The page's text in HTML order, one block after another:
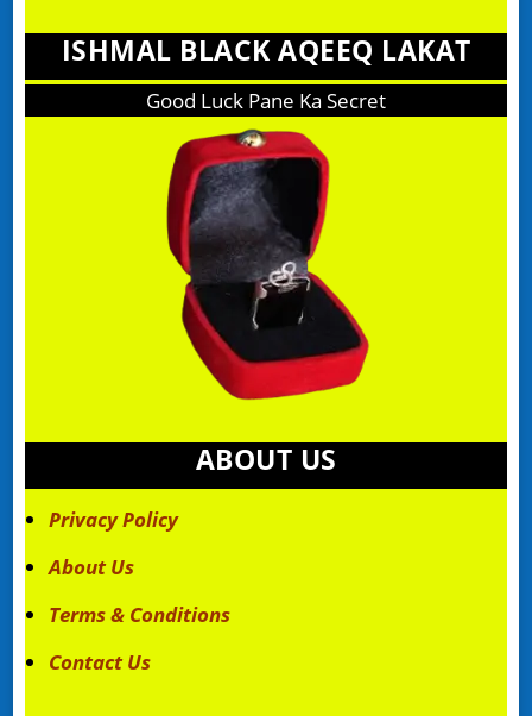
ISHMAL BLACK AQEEQ LAKAT
Good Luck Pane Ka Secret
ABOUT US
Privacy Policy
About Us
Terms & Conditions
Contact Us